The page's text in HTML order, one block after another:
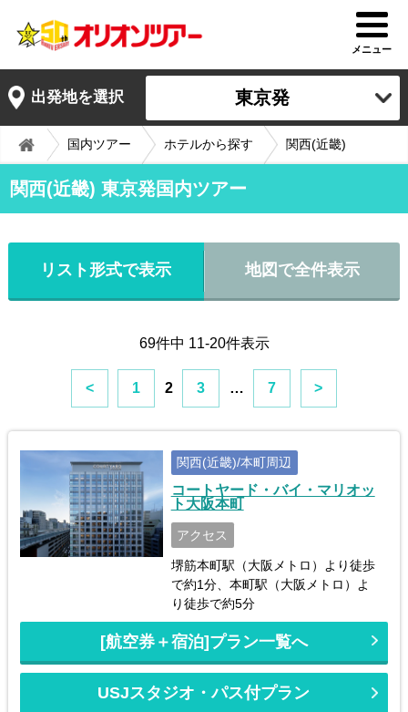
メニュー
出発地を選択 東京発
国内ツアー ホテルから探す 関西(近畿)
関西(近畿) 東京発国内ツアー
リスト形式で表示 地図で全件表示
69件中 11-20件表示
< 1 2 3 … 7 >
関西(近畿)/本町周辺
コートヤード・バイ・マリオッ
ト大阪本町
アクセス
堺筋本町駅（大阪メトロ）より徒歩
で約1分、本町駅（大阪メトロ）よ
り徒歩で約5分
[航空券＋宿泊]プラン一覧へ
USJスタジオ・パス付プラン